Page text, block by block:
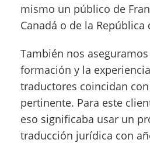
mismo un público de
Canadá o de la República
También nos
formación y la
traductores coincidan
pertinente. Para este
eso significaba usar un
traducción jurídica con